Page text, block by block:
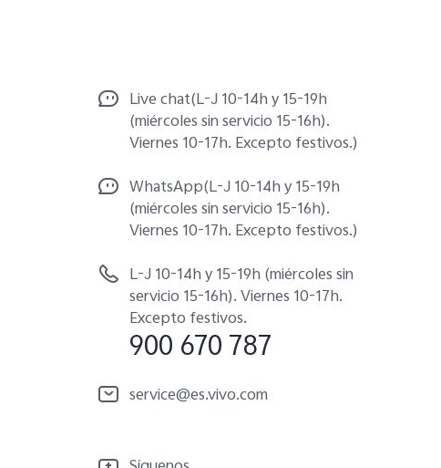
Live chat(L-J 10-14h y 15-19h
(miércoles sin servicio 15-16h).
Viernes 10-17h. Excepto festivos.)
WhatsApp(L-J 10-14h y 15-19h
(miércoles sin servicio 15-16h).
Viernes 10-17h. Excepto festivos.)
L-J 10-14h y 15-19h (miércoles sin
servicio 15-16h). Viernes 10-17h.
Excepto festivos.
900 670 787
service@es.vivo.com